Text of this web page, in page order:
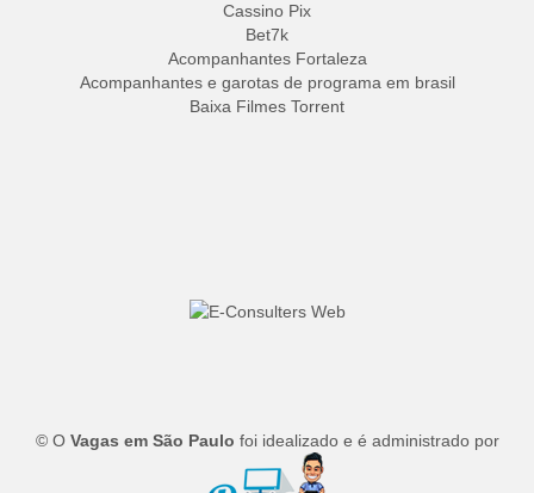
Cassino Pix
Bet7k
Acompanhantes Fortaleza
Acompanhantes e garotas de programa em brasil
Baixa Filmes Torrent
© O Vagas em São Paulo foi idealizado e é administrado por